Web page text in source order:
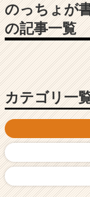
のっちょが
の記事一覧
カテゴリ一